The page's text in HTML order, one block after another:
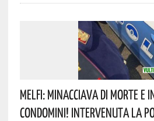
Melfi: Minacciava Di Morte E
Condomini! Intervenuta La